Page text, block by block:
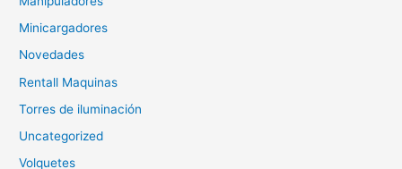
Minicargadores
Novedades
Rentall Maquinas
Torres de iluminación
Uncategorized
Volquetes